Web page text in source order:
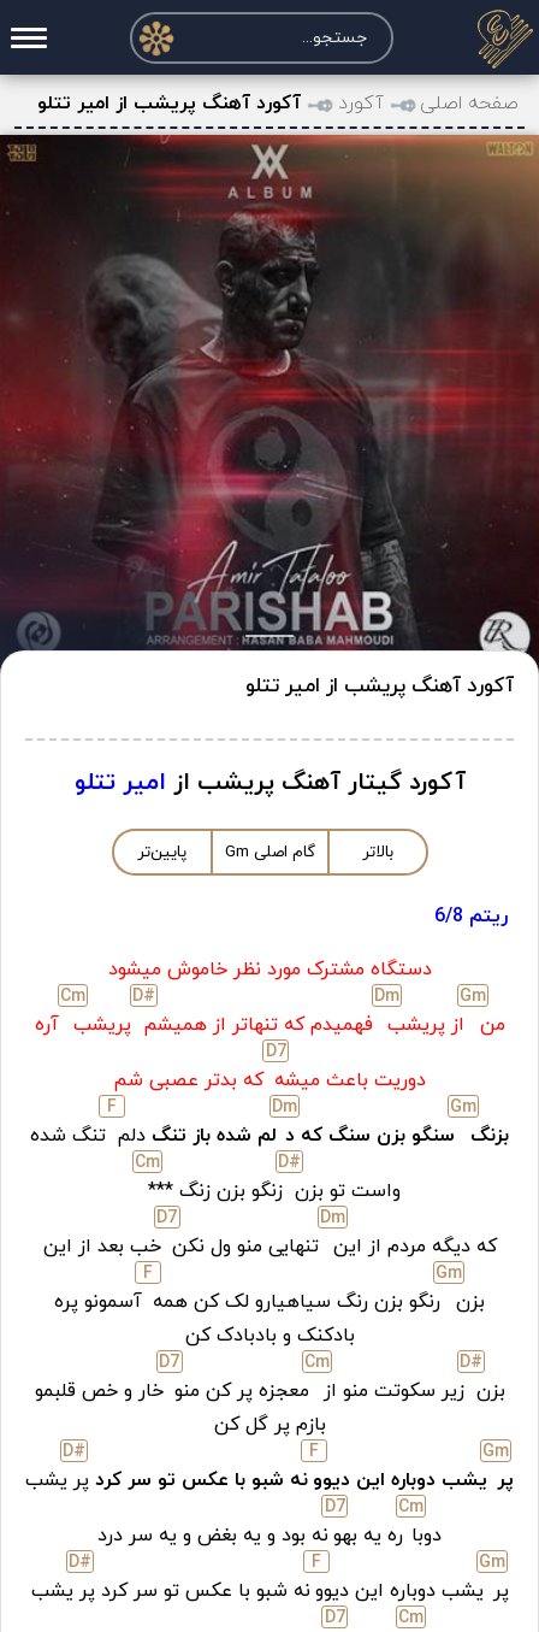
صفحه اصلی
درخواست آکورد
نت و تبلچر
تماس با ما
حساب کاربری
صفحه اصلی آکورد آکورد آهنگ پریشب از امیر تتلو
آکورد آهنگ پریشب از امیر تتلو
آکورد گیتار آهنگ پریشب از امیر تتلو
بالاتر گام اصلی Gm پایین‌تر
ریتم 6/8
دستگاه مشترک مورد نظر خاموش میشود
من
Gm
از پریشب
Dm
فهمیدم که تنهاتر از همیشم
D#
پریشب
Cm
آره
دوریت باعث میشه
D7
که بدتر عصبی شم
بزنگ
Gm
سنگو بزن سنگ که د
Dm
لم شده باز تنگ دلم
F
تنگ شده
واست تو بزن
D#
زنگو بزن زنگ ***
Cm
که دیگه مردم از این
Dm
تنهایی منو ول نکن
D7
خب بعد از این
بزن
Gm
رنگو بزن رنگ سیاهیارو لک کن همه
F
آسمونو پره
بادکنک و بادبادک کن
بزن
D#
زیر سکوتت منو از
Cm
معجزه پر کن منو
D7
خار و خص قلبمو
بازم پر گل کن
پر
Gm
یشب دوباره این دیوو
F
نه شبو با عکس تو سر کرد پر
D#
یشب
دوبا
Cm
ره یه بهو
D7
نه بود و یه بغض و یه سر درد
پر
Gm
یشب دوباره این دیوو
F
نه شبو با عکس تو سر کرد پر
D#
یشب
Cm
D7